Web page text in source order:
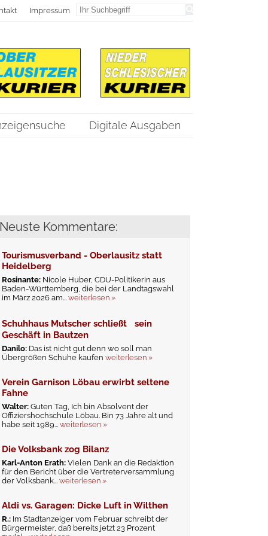
Impressum
Digitale Ausgaben
Neuste Kommentare:
Tourismusverband - Oberlausitz statt
Heidelberg
Rosinante: Nicole Huber, CDU-Politikerin aus
Baden-Württemberg, die bei der Landtagswahl
im März 2026 am...weiterlesen »
Schuhhaus Mutscher schließt sein
Geschäft in Bautzen
Danilo: Das ist nicht gut denn wo soll man
Übergrößen Schuhe kaufenweiterlesen »
Verein Garnison Löbau erwirbt seltene
Fahne
Walter:Guten Tag, Ich bin Absolvent der
Offiziershochschule Löbau. Bin 73 Jahre alt und
habe seit 1989...weiterlesen »
Die Volksbank zog Bilanz
Karl-Anton Erath:Vielen Dank an die Redaktion
für den Bericht über die Vertreterversammlung
der Volksbank...weiterlesen »
Aldi vs. Garagen: Dicke Luft in Wilthen
R.: Im Stadtanzeiger vom Februar schreibt der
Bürgermeister, daß bereits jetzt 23 Prozent